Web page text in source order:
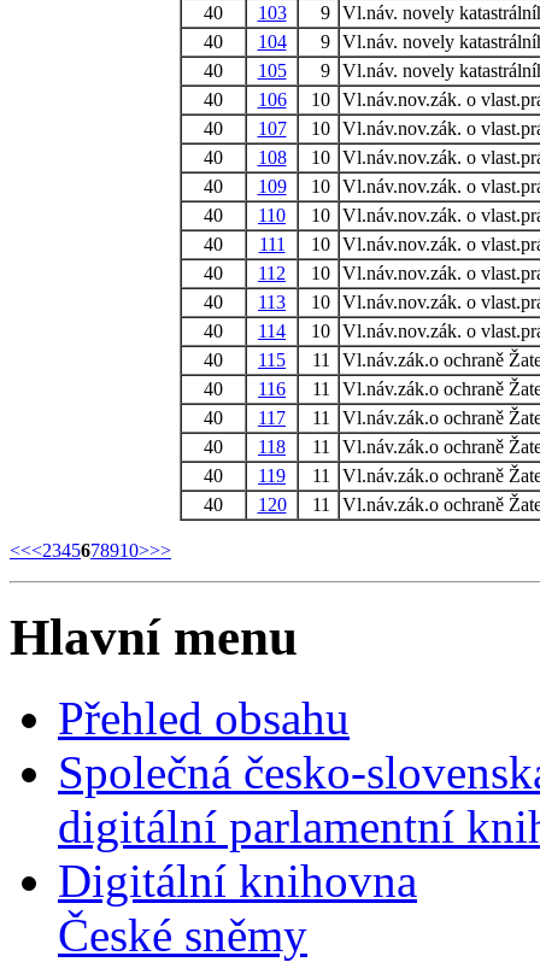
40
103 9 Vl.náv. novely
40
104 9 Vl.náv. novely
40
105 9 Vl.náv. novely
40
106 10 Vl.náv.nov.zák. o
40
107 10 Vl.náv.nov.zák. o
40
108 10 Vl.náv.nov.zák. o
40
109 10 Vl.náv.nov.zák. o
40
110 10 Vl.náv.nov.zák. o
40
111 10 Vl.náv.nov.zák. o
40
112 10 Vl.náv.nov.zák. o
40
113 10 Vl.náv.nov.zák. o
40
114 10 Vl.náv.nov.zák. o
40
115 11
Vl.náv.zák.o ochraně
40
116 11
Vl.náv.zák.o ochraně
40
117 11
Vl.náv.zák.o ochraně
40
118 11
Vl.náv.zák.o ochraně
40
119 11
Vl.náv.zák.o ochraně
40
120 11 Vl.náv.zák.o ochraně
<<<2345678910>>>
Hlavní menu
Přehled obsahu
Společná česko-
digitální parlamentní
Digitální knihovna
České sněmy